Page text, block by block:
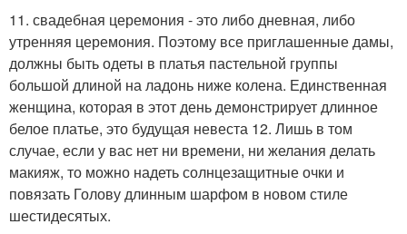
11. свадебная церемония - это либо дневная, либо
утренняя церемония. Поэтому все приглашенные дамы,
должны быть одеты в платья пастельной группы
большой длиной на ладонь ниже колена. Единственная
женщина, которая в этот день демонстрирует длинное
белое платье, это будущая невеста 12. Лишь в том
случае, если у вас нет ни времени, ни желания делать
макияж, то можно надеть солнцезащитные очки и
повязать Голову длинным шарфом в новом стиле
шестидесятых.